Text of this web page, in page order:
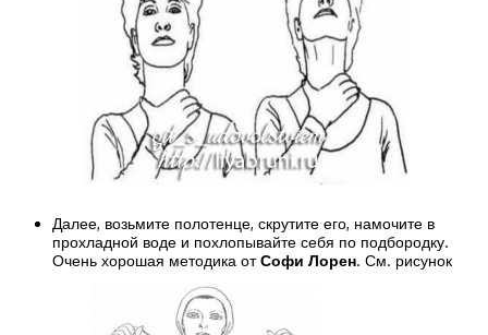
Далее, возьмите полотенце, скрутите его, намочите в
прохладной воде и похлопывайте себя по подбородку.
Очень хорошая методика отСофи Лорен. См. рисунок